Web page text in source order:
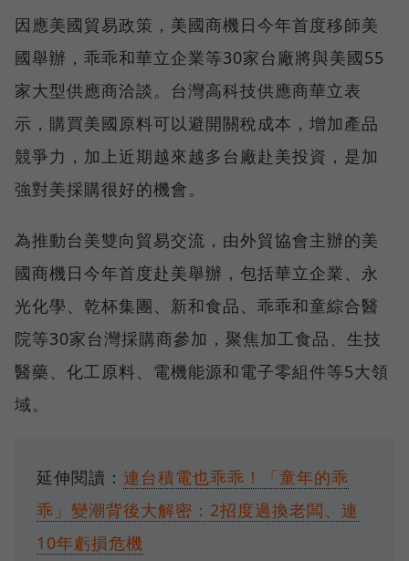
因應美國貿易政策，美國商機日今年首度移師美
國舉辦，乖乖和華立企業等30家台廠將與美國55
家大型供應商洽談。台灣高科技供應商華立表
示，購買美國原料可以避開關稅成本，增加產品
競爭力，加上近期越來越多台廠赴美投資，是加
強對美採購很好的機會。
為推動台美雙向貿易交流，由外貿協會主辦的美
國商機日今年首度赴美舉辦，包括華立企業、永
光化學、乾杯集團、新和食品、乖乖和童綜合醫
院等30家台灣採購商參加，聚焦加工食品、生技
醫藥、化工原料、電機能源和電子零組件等5大領
域。
延伸閱讀： 連台積電也乖乖！「童年的乖
乖」變潮背後大解密：2招度過換老闆、連
10年虧損危機